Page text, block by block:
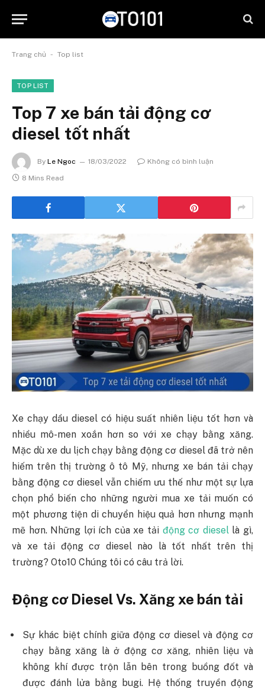
Trang chủ - Top list
TOP LIST
Top 7 xe bán tải động cơ
diesel tốt nhất
By Le Ngoc 18/03/2022
Không có bình luận
8 Mins Read
Xe chạy dầu diesel có hiệu suất nhiên liệu tốt hơn và
nhiều mô-men xoắn hơn so với xe chạy bằng xăng.
Mặc dù xe du lịch chạy bằng động cơ diesel đã trở nên
hiếm trên thị trường ô tô Mỹ, nhưng xe bán tải chạy
bằng động cơ diesel vẫn chiếm ưu thế như một sự lựa
chọn phổ biến cho những người mua xe tải muốn có
một phương tiện di chuyển hiệu quả hơn nhưng mạnh
mẽ hơn. Những lợi ích của xe tải động cơ diesellà gì,
và xe tải động cơ diesel nào là tốt nhất trên thị
trường? Oto10 Chúng tôi có câu trả lời.
Động cơ Diesel Vs. Xăng xe bán tải
Sự khác biệt chính giữa động cơ diesel và động cơ
chạy bằng xăng là ở động cơ xăng, nhiên liệu và
không khí được trộn lẫn bên trong buồng đốt và
được đánh lửa bằng bugi. Hệ thống truyền động